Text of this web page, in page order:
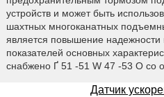
устройств и может быть
шахтных многоканатных
является повышение надежности
показателей основных
снабжено Ґ 51 -51 W 47 -53 О со
Датчик